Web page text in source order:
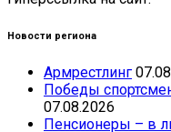
Новости региона
Армрестлинг
Победы
07.08.2026
Пенсионеры – в